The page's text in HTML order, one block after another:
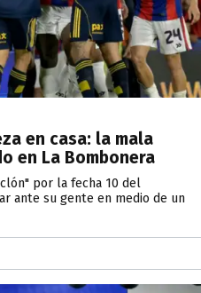
en casa: la mala
en La Bombonera
por la fecha 10 del
ante su gente en medio de un